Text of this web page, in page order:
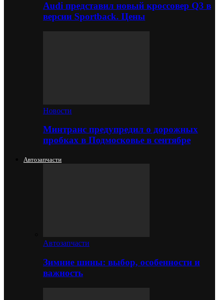
Audi представил новый кроссовер Q3 в
версии Sportback. Цены
Новости
Минтранс предупредил о дорожных
пробках в Подмосковье в сентябре
Автозапчасти
Автозапчасти
Зимние шины: выбор, особенности и
важность